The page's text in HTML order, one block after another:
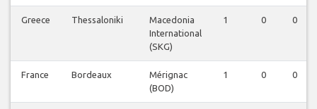
Greece Thessaloniki
Macedonia
International
(SKG)
1 0 0
France Bordeaux
Mérignac
(BOD)
1 0 0